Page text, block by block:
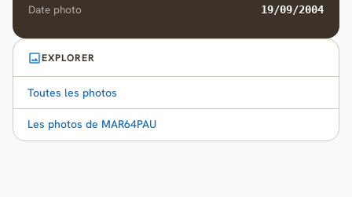
Date photo 19/09/2004
EXPLORER
Toutes les photos
Les photos de MAR64PAU